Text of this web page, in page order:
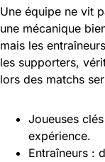
Une équipe ne vit
une mécanique
mais les
les supporters,
lors des matchs
Joueuses
expérience.
Entraîneurs :